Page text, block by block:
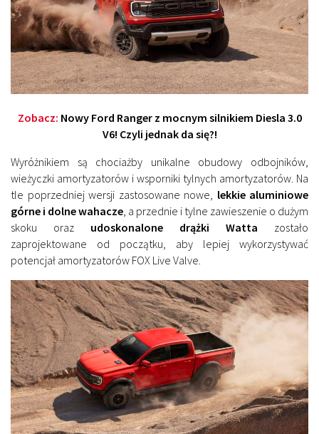
Zobacz: Nowy Ford Ranger z mocnym silnikiem Diesla 3.0
V6! Czyli jednak da się?!
Wyróżnikiem są chociażby unikalne obudowy odbojników,
wieżyczki amortyzatorów i wsporniki tylnych amortyzatorów. Na
tle poprzedniej wersji zastosowane nowe, lekkie aluminiowe
górne i dolne wahacze, a przednie i tylne zawieszenie o dużym
skoku oraz udoskonalone drążki Watta zostało
zaprojektowane od początku, aby lepiej wykorzystywać
potencjał amortyzatorów FOX Live Valve.